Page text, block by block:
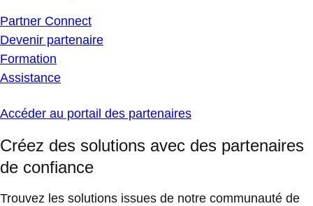
Partner Connect
Devenir partenaire
Formation
Assistance
Accéder au portail des partenaires
Créez des solutions avec des partenaires
de confiance
Trouvez les solutions issues de notre communauté de